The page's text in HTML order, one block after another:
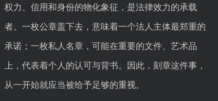
权力、信用和身份的物化象征，是法律效力的承载
者。一枚公章盖下去，意味着一个法人主体最郑重的
承诺；一枚私人名章，可能在重要的文件、艺术品
上，代表着个人的认可与背书。因此，刻章这件事，
从一开始就应当被给予足够的重视。